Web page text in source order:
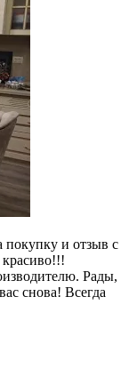
покупку и отзыв с
Рады,
снова! Всегда